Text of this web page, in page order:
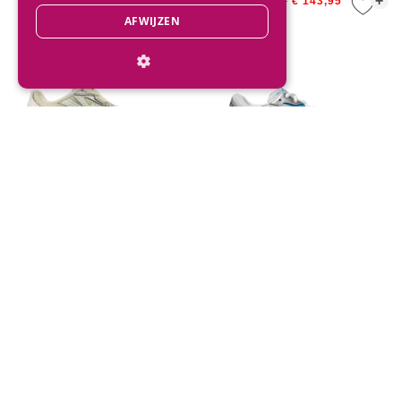
AFWIJZEN